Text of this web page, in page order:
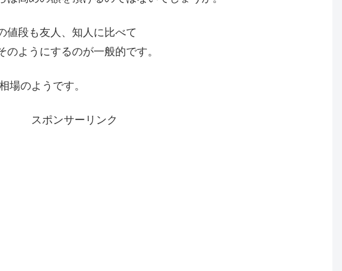
値段も友人、知人に比べて
ようにするのが一般的です。
場のようです。
スポンサーリンク